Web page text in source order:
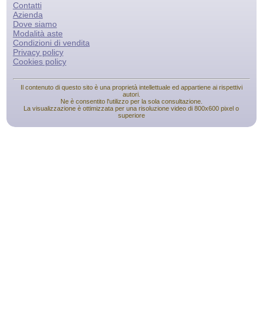
Contatti
Azienda
Dove siamo
Modalità aste
Condizioni di vendita
Privacy policy
Cookies policy
Il contenuto di questo sito è una proprietà intellettuale ed appartiene ai rispettivi
autori.
Ne è consentito l'utilizzo per la sola consultazione.
La visualizzazione è ottimizzata per una risoluzione video di 800x600 pixel o
superiore